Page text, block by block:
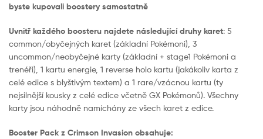
byste kupovali boostery samostatně
Uvnitř každého boosteru najdete následující druhy karet: 5
common/obyčejných karet (základní Pokémoni), 3
uncommon/neobyčejné karty (základní + stage1 Pokémoni a
trenéři), 1 kartu energie, 1 reverse holo kartu (jakákoliv karta z
celé edice s blyštivým textem) a 1 rare/vzácnou kartu (ty
nejsilnější kousky z celé edice včetně GX Pokémonů). Všechny
karty jsou náhodně namíchány ze všech karet z edice.
Booster Pack z Crimson Invasion obsahuje: